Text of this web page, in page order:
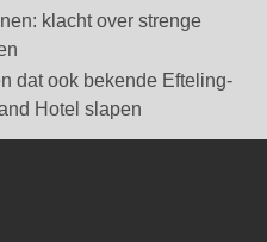
klacht over strenge
dat ook bekende Efteling-
Hotel slapen